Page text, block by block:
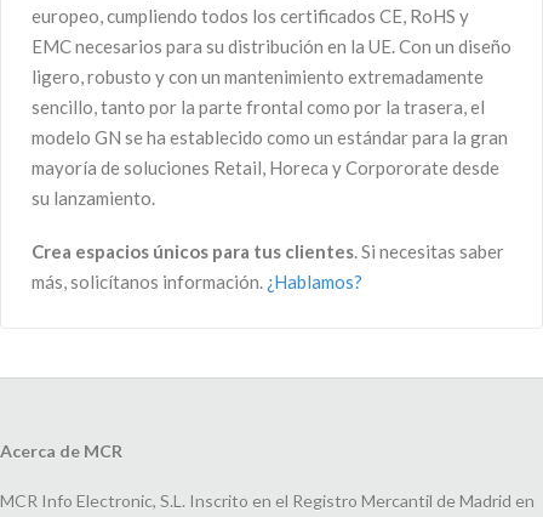
europeo, cumpliendo todos los certificados CE, RoHS y
EMC necesarios para su distribución en la UE. Con un diseño
ligero, robusto y con un mantenimiento extremadamente
sencillo, tanto por la parte frontal como por la trasera, el
modelo GN se ha establecido como un estándar para la gran
mayoría de soluciones Retail, Horeca y Corpororate desde
su lanzamiento.
Crea espacios únicos para tus clientes. Si necesitas saber
más, solicítanos información. ¿Hablamos?
Acerca de MCR
MCR Info Electronic, S.L. Inscrito en el Registro Mercantil de Madrid en